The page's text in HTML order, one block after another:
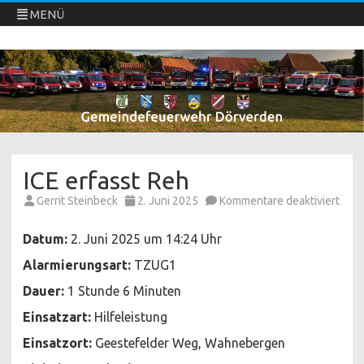
MENÜ
Freiwillige Feuerwehren Dörverden
Direkt
zum
Inhalt
springen
ICE erfasst Reh
Gerrit Steinbeck 2. Juni 2025 Kommentare deaktiviertfür
Datum: 2. Juni 2025 um 14:24 Uhr
Alarmierungsart: TZUG1
Dauer: 1 Stunde 6 Minuten
Einsatzart: Hilfeleistung
Einsatzort: Geestefelder Weg, Wahnebergen